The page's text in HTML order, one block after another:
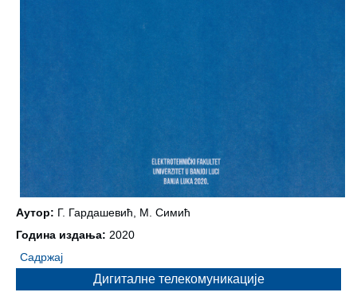
Аутор: Г. Гардашевић, М. Симић
Година издања: 2020
Садржај
Дигиталне телекомуникације